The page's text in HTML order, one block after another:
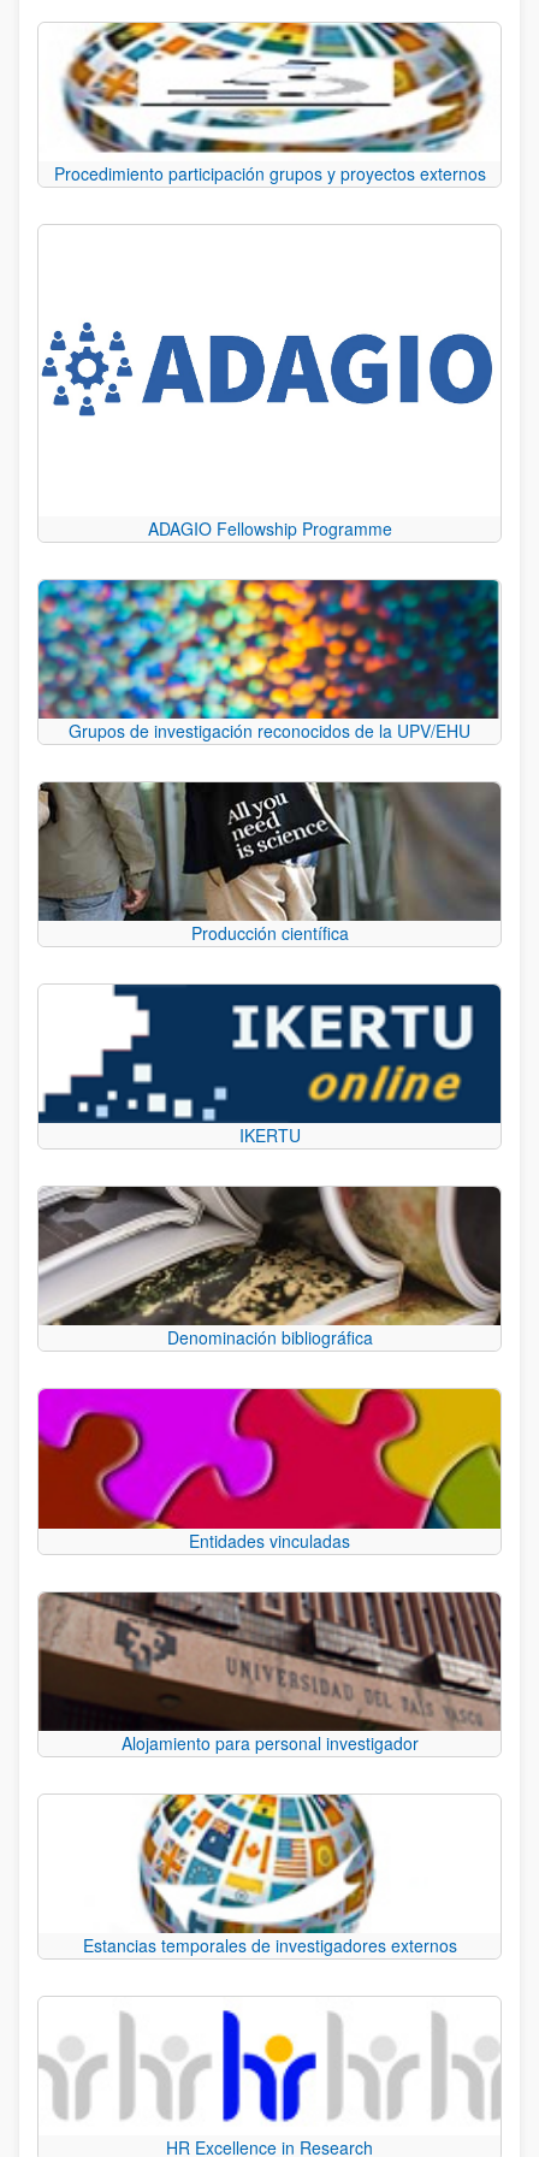
Procedimiento participación grupos y proyectos externos
ADAGIO Fellowship Programme
Grupos de investigación reconocidos de la UPV/EHU
Producción científica
IKERTU
Denominación bibliográfica
Entidades vinculadas
Alojamiento para personal investigador
Estancias temporales de investigadores externos
HR Excellence in Research